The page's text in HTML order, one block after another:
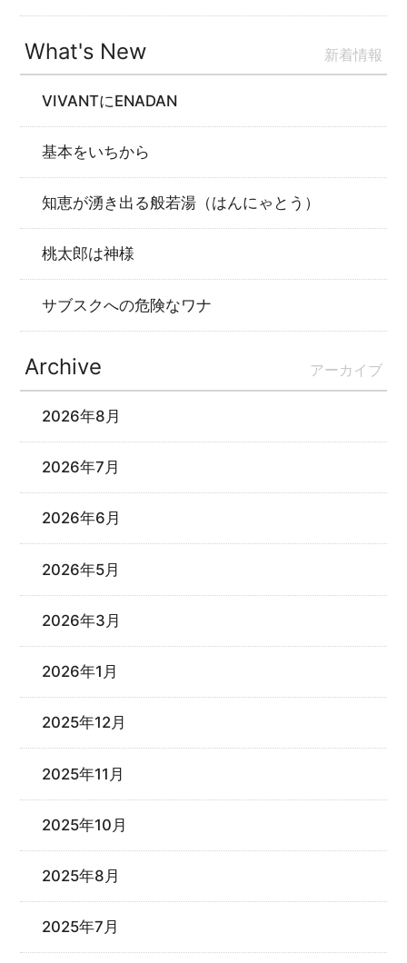
What's New 新着情報
VIVANTにENADAN
基本をいちから
知恵が湧き出る般若湯（はんにゃとう）
桃太郎は神様
サブスクへの危険なワナ
Archive アーカイブ
2026年8月
2026年7月
2026年6月
2026年5月
2026年3月
2026年1月
2025年12月
2025年11月
2025年10月
2025年8月
2025年7月